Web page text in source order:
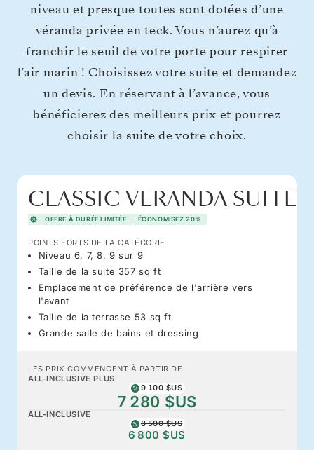
niveau et presque toutes sont dotées d’une
véranda privée en teck. Vous n’aurez qu’à
franchir le seuil de votre porte pour respirer
l’air marin ! Choisissez votre suite et demandez
un devis. En réservant à l’avance, vous
bénéficierez des meilleurs prix et pourrez
choisir la suite de votre choix.
CLASSIC VERANDA SUITE
OFFRE À DURÉE LIMITÉE ÉCONOMISEZ 20%
POINTS FORTS DE LA CATÉGORIE
Niveau 6, 7, 8, 9 sur 9
Taille de la suite 357 sq ft
Emplacement de préférence de l'arrière vers
l'avant
Taille de la terrasse 53 sq ft
Grande salle de bains et dressing
LES PRIX COMMENCENT À PARTIR DE
ALL-INCLUSIVE PLUS
9 100 $US
7 280 $US
ALL-INCLUSIVE
8 500 $US
6 800 $US